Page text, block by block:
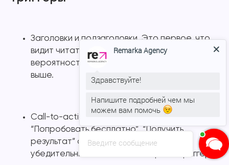
Заголовки и подзаголовки. Это первое, что
видит читатель. Если здесь есть триггер,
вероятность, что он продолжит читать,
выше.
Call-to-action (CTA). Кнопки вроде
“Попробовать бесплатно”, “Получить
результат” становятся более
убедительными, если в них встроен триггер.
Введите сообщение
Remarka Agency
Здравствуйте!
Напишите подробней чем мы
можем вам помочь